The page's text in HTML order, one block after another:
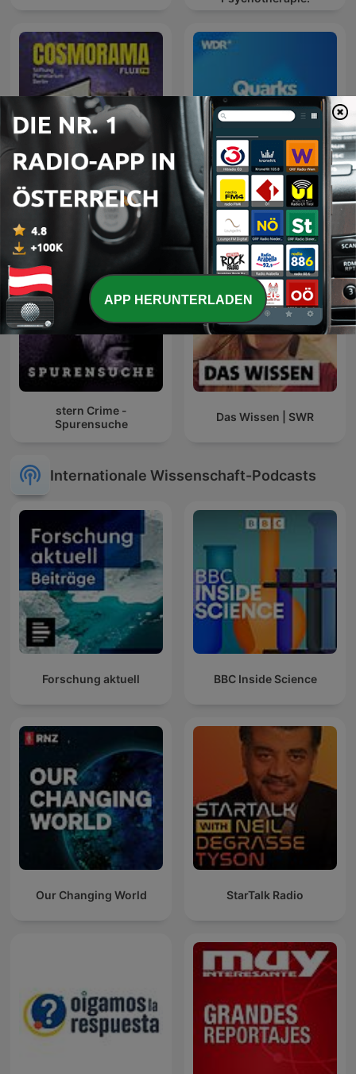
Cosmorama Quarks Daily
stern Crime -
Spurensuche
Das Wissen | SWR
Internationale Wissenschaft-Podcasts
Forschung aktuell BBC Inside Science
Our Changing World StarTalk Radio
APP HERUNTERLADEN